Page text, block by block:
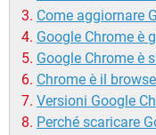
Come aggiornare
Google Chrome è
Google Chrome è
Chrome è il
Versioni Google
Perché scaricare